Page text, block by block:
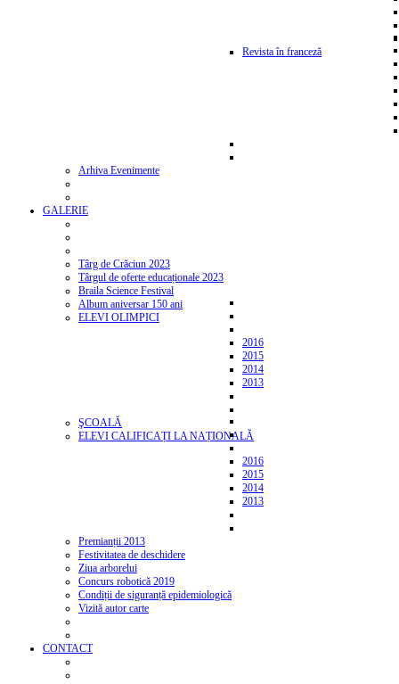
Revista în franceză
Arhiva Evenimente
GALERIE
Târg de Crăciun 2023
Târgul de oferte educaționale 2023
Braila Science Festival
Album aniversar 150 ani
ELEVI OLIMPICI
2016
2015
2014
2013
ŞCOALĂ
ELEVI CALIFICAȚI LA NAȚIONALĂ
2016
2015
2014
2013
Premianții 2013
Festivitatea de deschidere
Ziua arborelui
Concurs robotică 2019
Condiții de siguranță epidemiologică
Vizită autor carte
CONTACT